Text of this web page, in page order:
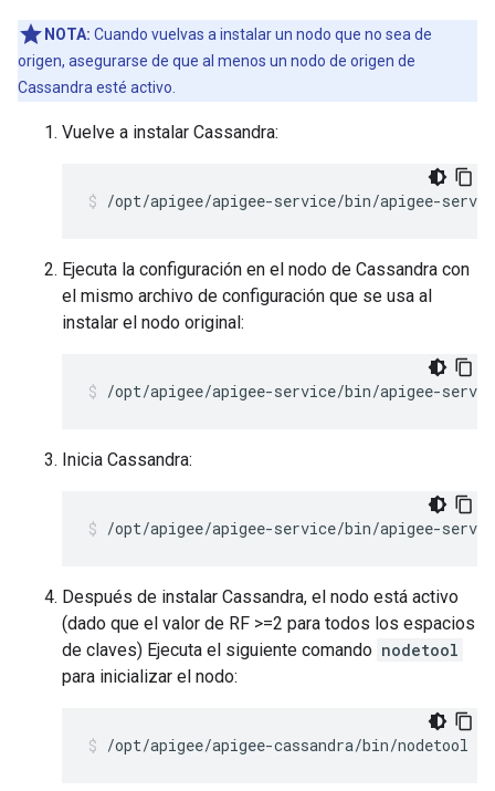
NOTA: Cuando vuelvas a instalar un nodo que no sea de
origen, asegurarse de que al menos un nodo de origen de
Cassandra esté activo.
Vuelve a instalar Cassandra:
/opt/apigee/apigee-service/bin/apigee-
Ejecuta la configuración en el nodo de Cassandra con
el mismo archivo de configuración que se usa al
instalar el nodo original:
/opt/apigee/apigee-service/bin/apigee-
Inicia Cassandra:
/opt/apigee/apigee-service/bin/apigee-
Después de instalar Cassandra, el nodo está activo
(dado que el valor de RF >=2 para todos los espacios
de claves) Ejecuta el siguiente comando nodetool
para inicializar el nodo:
/opt/apigee/apigee-cassandra/bin/nodetool